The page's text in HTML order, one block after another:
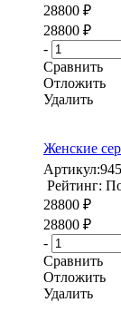
28800 ₽
28800 ₽
-
Сравнить
Отложить
Удалить
Женские
Артикул:
Рейтинг:
28800 ₽
28800 ₽
-
Сравнить
Отложить
Удалить